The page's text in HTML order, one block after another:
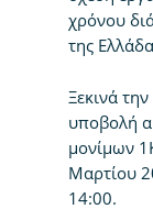
χρόνου
της
Ξεκινά
υποβολή
μονίμων
Μαρτίου
14:00.